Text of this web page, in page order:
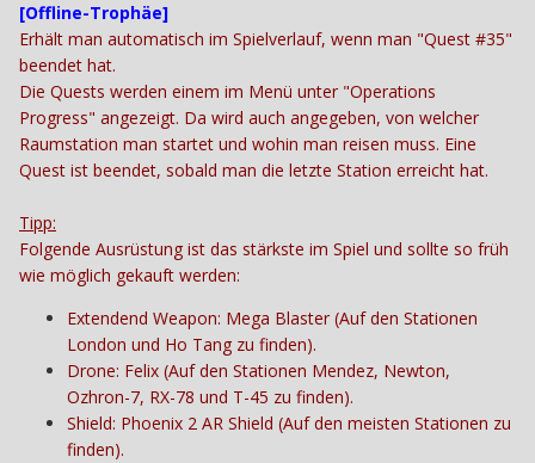
[Offline-Trophäe]
Erhält man automatisch im Spielverlauf, wenn man "Quest #35"
beendet hat.
Die Quests werden einem im Menü unter "Operations
Progress" angezeigt. Da wird auch angegeben, von welcher
Raumstation man startet und wohin man reisen muss. Eine
Quest ist beendet, sobald man die letzte Station erreicht hat.
Tipp:
Folgende Ausrüstung ist das stärkste im Spiel und sollte so früh
wie möglich gekauft werden:
Extendend Weapon: Mega Blaster (Auf den Stationen
London und Ho Tang zu finden).
Drone: Felix (Auf den Stationen Mendez, Newton,
Ozhron-7, RX-78 und T-45 zu finden).
Shield: Phoenix 2 AR Shield (Auf den meisten Stationen zu
finden).